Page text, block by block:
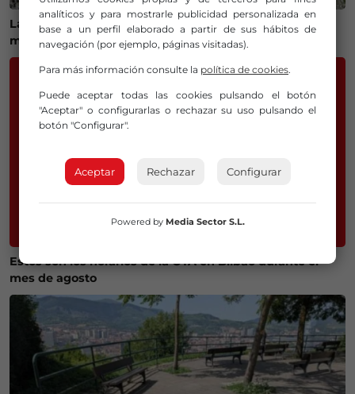
Las playas de Bizkaia superan el millón de visitantes y
mantienen una alta actividad este verano
Estos son los horarios de la OTA en Bilbao durante el
mes de agosto
analíticos y para mostrarle publicidad personalizada en
base a un perfil elaborado a partir de sus hábitos de
navegación (por ejemplo, páginas visitadas).
Para más información consulte la política de cookies.
Puede aceptar todas las cookies pulsando el botón
"Aceptar" o configurarlas o rechazar su uso pulsando el
botón "Configurar".
Aceptar Rechazar Configurar
Powered by Media Sector S.L.